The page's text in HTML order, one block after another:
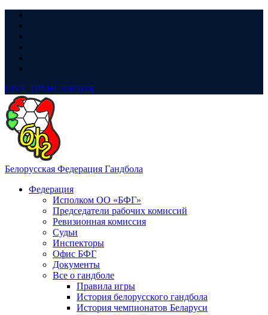
LIVE ТРАНСЛЯЦИЯ
Белорусская Федерация Гандбола
Федерация
Исполком ОО «БФГ»
Председатели рабочих комиссий
Ревизионная комиссия
Судьи
Инспекторы
Офис БФГ
Документы
Все о гандболе
Правила игры
История белорусского гандбола
История чемпионатов Беларуси